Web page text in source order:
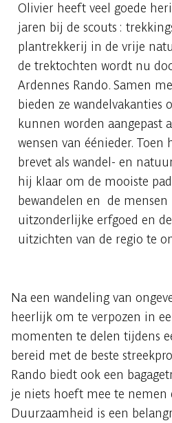
Olivier heeft veel goede
jaren bij de scouts :
plantrekkerij in de vrije
de trektochten wordt nu
Ardennes Rando. Samen
bieden ze wandelvakanties
kunnen worden aangepast
wensen van éénieder. Toen
brevet als wandel- en
hij klaar om de mooiste
bewandelen en de
uitzonderlijke erfgoed en
uitzichten van de regio te
Na een wandeling van
heerlijk om te verpozen in
momenten te delen tijdens
bereid met de beste
Rando biedt ook een
je niets hoeft mee te
Duurzaamheid is een